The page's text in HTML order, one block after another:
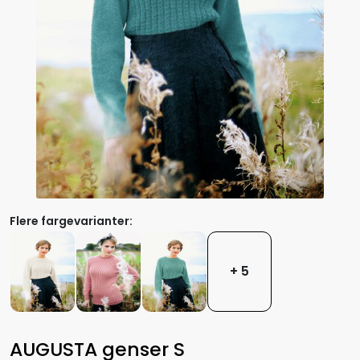
AUGUSTA genser S
Flere fargevarianter:
+ 5